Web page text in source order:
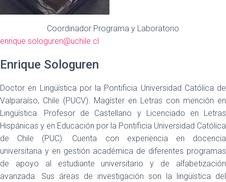
Coordinador Programa y Laboratorio
enrique.sologuren@uchile.cl
Enrique Sologuren
Doctor en Lingüística por la Pontificia Universidad Católica de
Valparaíso, Chile (PUCV). Magíster en Letras con mención en
Lingüística. Profesor de Castellano y Licenciado en Letras
Hispánicas y en Educación por la Pontificia Universidad Católica
de Chile (PUC). Cuenta con experiencia en docencia
universitaria y en gestión académica de diferentes programas
de apoyo al estudiante universitario y de alfabetización
avanzada. Sus áreas de investigación son la lingüística del